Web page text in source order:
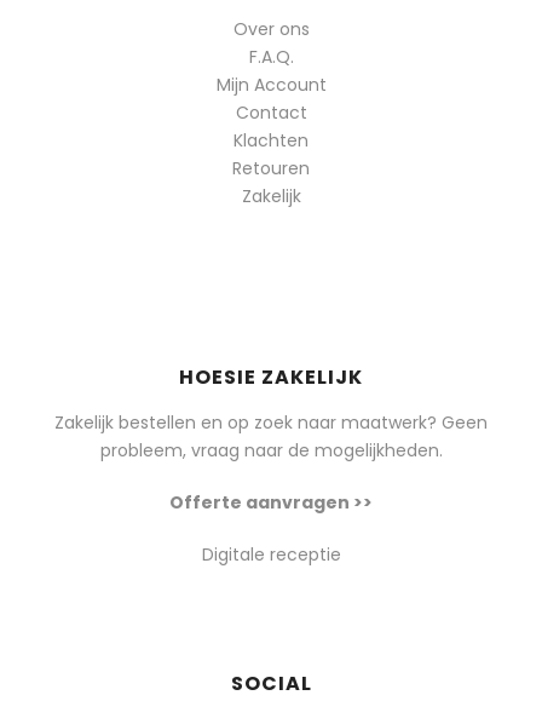
Over ons
F.A.Q.
Mijn Account
Contact
Klachten
Retouren
Zakelijk
HOESIE ZAKELIJK
Zakelijk bestellen en op zoek naar maatwerk? Geen
probleem, vraag naar de mogelijkheden.
Offerte aanvragen >>
Digitale receptie
SOCIAL